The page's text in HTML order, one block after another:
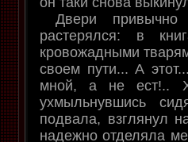
Двери привычно
растерялся: в
кровожадными
своем пути... А
мной, а не ест!..
ухмыльнувшись
подвала, взглянул
надежно отделяла